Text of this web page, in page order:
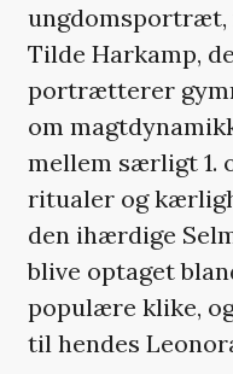
ungdomsportræt,
Tilde Harkamp,
portrætterer
om
mellem særligt 1.
ritualer og
den ihærdige
blive optaget
populære klike,
til hendes Leonora